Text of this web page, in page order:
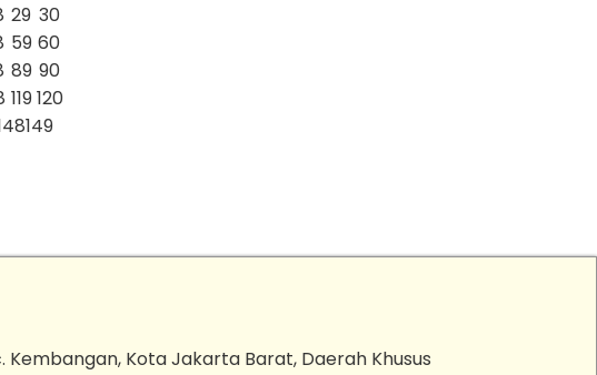
29 30
59 60
89 90
119120
149
Kembangan, Kota Jakarta Barat, Daerah Khusus